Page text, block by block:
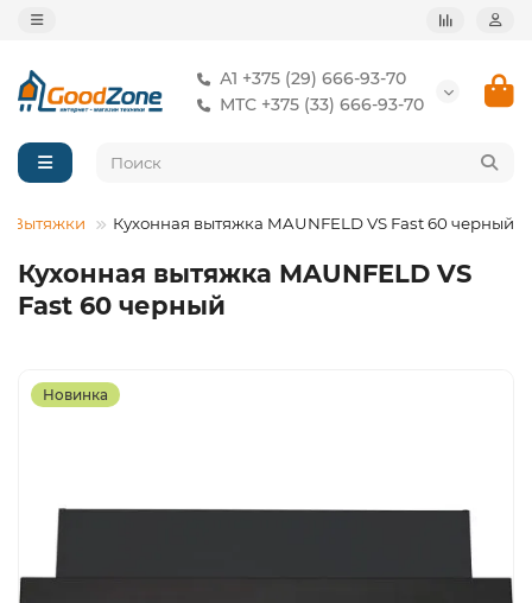
А1 +375 (29) 666-93-70
МТС +375 (33) 666-93-70
Вытяжки Кухонная вытяжка MAUNFELD VS Fast 60 черный
Кухонная вытяжка MAUNFELD VS
Fast 60 черный
Новинка